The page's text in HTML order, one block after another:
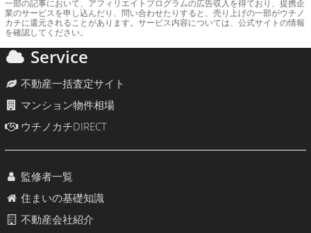
一部の記事において、アフィリエイトプログラムの広告収入を得ており、提携企
業のサービスを申し込んだり、問い合わせたりすると、売り上げの一部がウチノ
カチに還元されることがあります。サービス内容については、公式サイトの情報
を確認してください。
Service
不動産一括査定サイト
マンション物件相場
ウチノカチDIRECT
監修者一覧
住まいの基礎知識
不動産会社紹介